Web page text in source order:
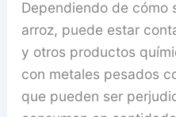
Dependiendo de cómo
arroz, puede estar
y otros productos
con metales pesados
que pueden ser